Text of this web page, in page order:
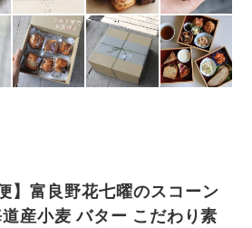
】富良野花七曜のスコーン
産小麦 バター こだわり素